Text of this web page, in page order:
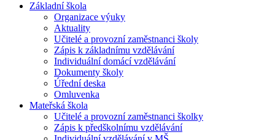
Základní škola
Organizace výuky
Aktuality
Učitelé a provozní zaměstnanci školy
Zápis k základnímu vzdělávání
Individuální domácí vzdělávání
Dokumenty školy
Úřední deska
Omluvenka
Mateřská škola
Učitelé a provozní zaměstnanci školky
Zápis k předškolnímu vzdělávání